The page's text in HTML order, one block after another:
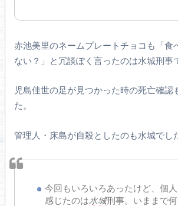
赤池美里のネームプレートチョコも「食
ない？」と冗談ぽく言ったのは水城刑事
児島佳世の足が見つかった時の死亡確認
た。
管理人・床島が自殺としたのも水城でし
今回もいろいろあったけど、個
感じたのは水城刑事。いままで